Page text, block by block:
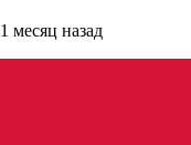
1 месяц назад